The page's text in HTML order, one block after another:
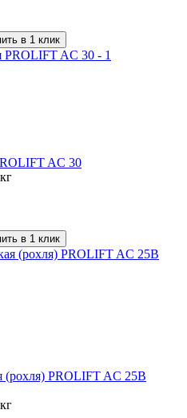
в 1 клик
AC 30
в 1 клик
(рохля) PROLIFT AC 25B